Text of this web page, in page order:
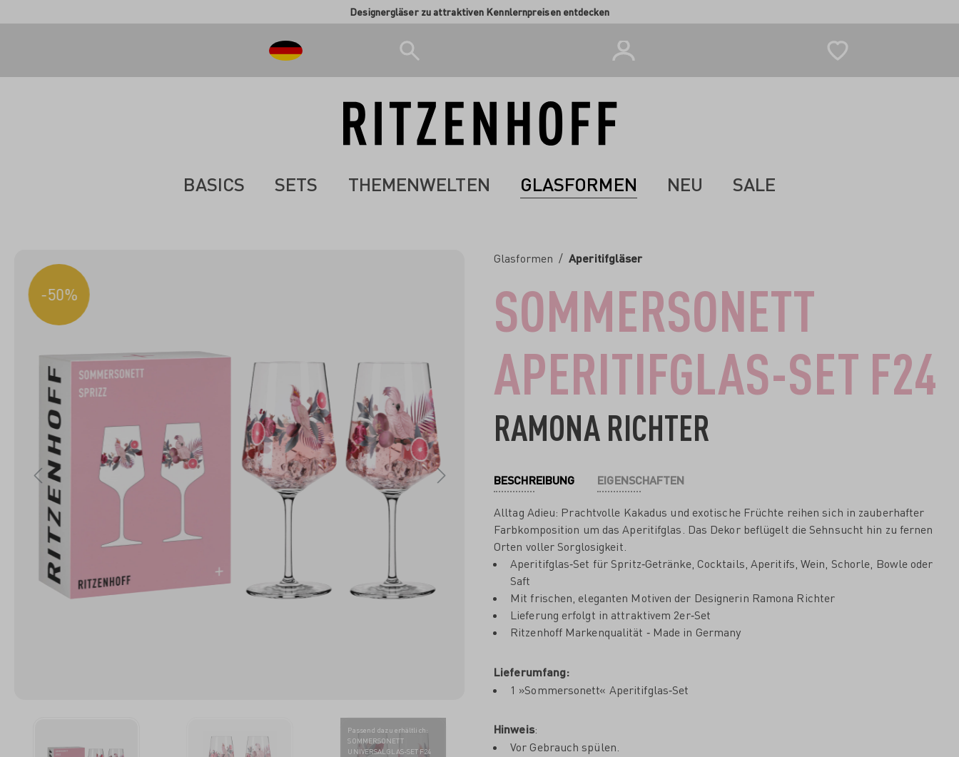
Designergläser zu attraktiven Kennlernpreisen entdecken
BASICS SETS THEMENWELTEN GLASFORMEN NEU SALE
-50% -50%
Passend dazu erhältlich:
SOMMERSONETT
UNIVERSALGLAS-SET F24
Glasformen / Aperitifgläser
SOMMERSONETT
APERITIFGLAS-SET F24
RAMONA RICHTER
BESCHREIBUNG EIGENSCHAFTEN
Alltag Adieu: Prachtvolle Kakadus und exotische Früchte reihen sich in zauberhafter
Farbkomposition um das Aperitifglas. Das Dekor beflügelt die Sehnsucht hin zu fernen
Orten voller Sorglosigkeit.
Aperitifglas‐Set für Spritz‐Getränke, Cocktails, Aperitifs, Wein, Schorle, Bowle oder
Saft
Mit frischen, eleganten Motiven der Designerin Ramona Richter
Lieferung erfolgt in attraktivem 2er‐Set
Ritzenhoff Markenqualität ‐ Made in Germany
Lieferumfang:
1 »Sommersonett« Aperitifglas‐Set
Hinweis:
Vor Gebrauch spülen.